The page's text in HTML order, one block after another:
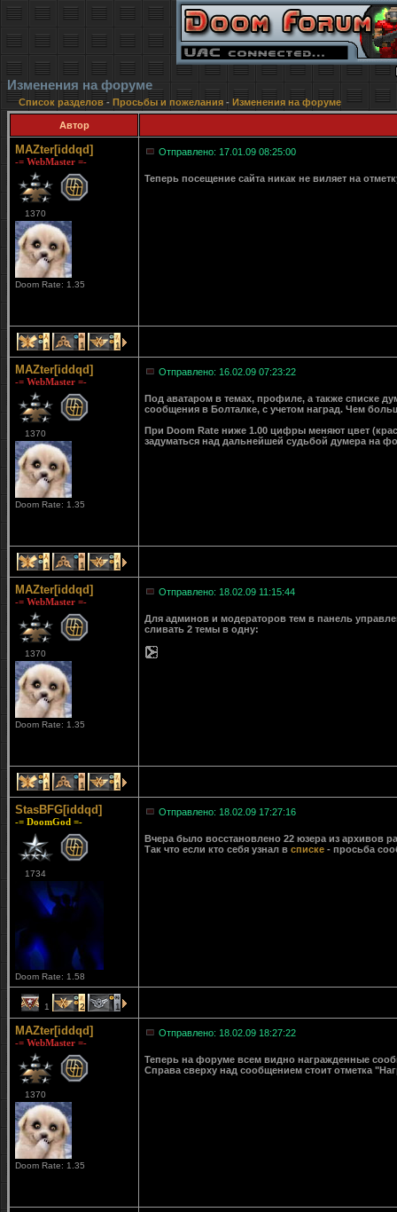
Изменения на форуме
Список разделов- Просьбы и пожелания - Изменения на форуме
Автор
MAZter[iddqd]
-= WebMaster =-
1370
Doom Rate: 1.35
Отправлено: 17.01.09 08:25:00
Теперь посещение сайта никак не виляет на
1 1 1
MAZter[iddqd]
-= WebMaster =-
1370
Doom Rate: 1.35
Отправлено: 16.02.09 07:23:22
Под аватаром в темах, профиле, а также списке
сообщения в Болталке, с учетом наград. Чем
При Doom Rate ниже 1.00 цифры меняют цвет
задуматься над дальнейшей судьбой думера на
1 1 1
MAZter[iddqd]
-= WebMaster =-
1370
Doom Rate: 1.35
Отправлено: 18.02.09 11:15:44
Для админов и модераторов тем в панель
сливать 2 темы в одну:
1 1 1
StasBFG[iddqd]
-= DoomGod =-
1734
Doom Rate: 1.58
Отправлено: 18.02.09 17:27:16
Вчера было восстановлено 22 юзера из архивов
Так что если кто себя узнал в списке - просьба
1 2 1
MAZter[iddqd]
-= WebMaster =-
1370
Doom Rate: 1.35
Отправлено: 18.02.09 18:27:22
Теперь на форуме всем видно награжденные
Справа сверху над сообщением стоит отметка